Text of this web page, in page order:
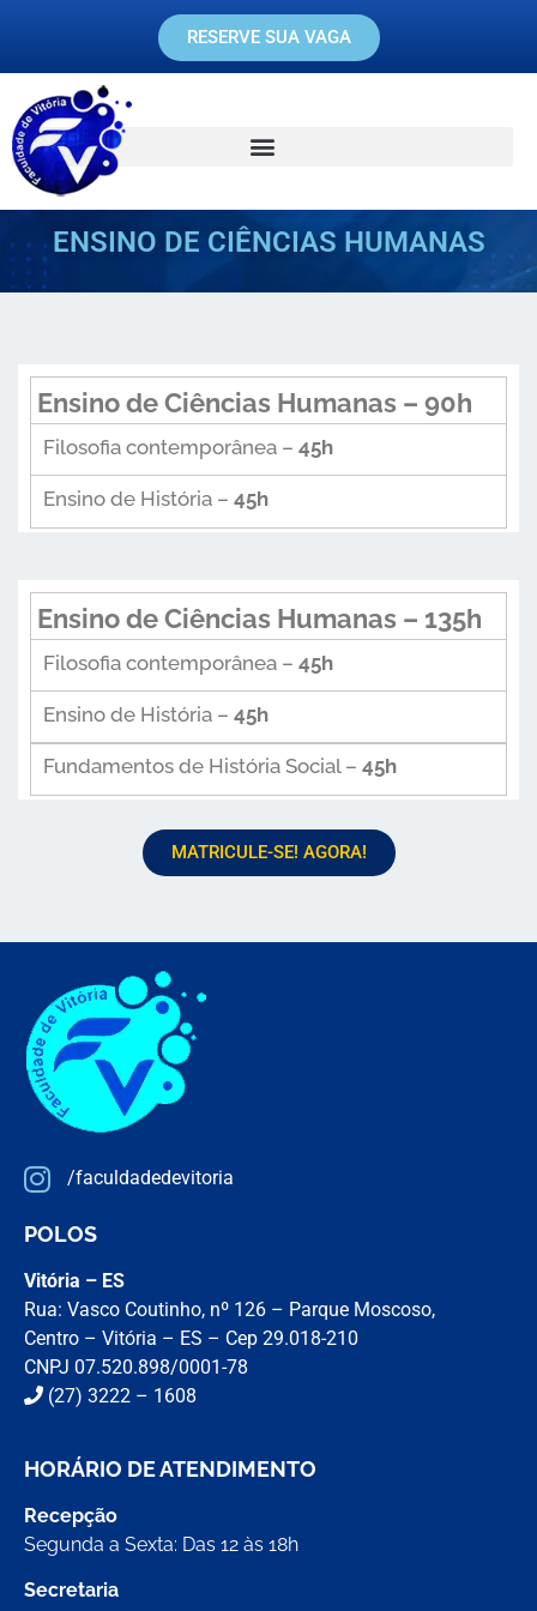
RESERVE SUA VAGA
ENSINO DE CIÊNCIAS HUMANAS
Ensino de Ciências Humanas – 90h
Filosofia contemporânea – 45h
Ensino de História – 45h
Ensino de Ciências Humanas – 135h
Filosofia contemporânea – 45h
Ensino de História – 45h
Fundamentos de História Social – 45h
MATRICULE-SE! AGORA!
/faculdadedevitoria
POLOS
Vitória – ES
Rua: Vasco Coutinho, nº 126 – Parque Moscoso,
Centro – Vitória – ES – Cep 29.018-210
CNPJ 07.520.898/0001-78
(27) 3222 – 1608
HORÁRIO DE ATENDIMENTO
Recepção
Segunda a Sexta: Das 12 às 18h
Secretaria